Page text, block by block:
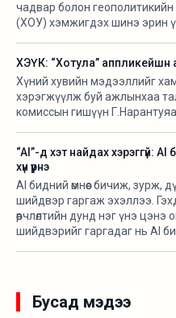
чадвар болон геополитикийн
(ХОУ) хэмжигдэх шинэ эрин
ХЭҮК: “Хотула” аппликейшн
Хүний хувийн мэдээллийг
хэрэгжүүлж буй ажлынхаа
комиссын гишүүн
“AI”-д хэт найдах хэрэггүй:
хүн үүрнэ
AI бидний өмнөөс бичиж, зурж,
шийдвэр гаргаж эхэллээ.
өөрчлөлтийн дунд нэг үнэ цэнэ
шийдвэрийг гаргадаг нь AI биш
Бусад мэдээ